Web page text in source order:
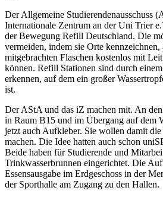
Der Allgemeine Studierendenausschuss
Internationale Zentrum an der Uni Trier
der Bewegung Refill Deutschland. Die
vermeiden, indem sie Orte
mitgebrachten Flaschen kostenlos mit
können. Refill Stationen sind durch
erkennen, auf dem ein großer
ist.
Der AStA und das iZ machen mit. An
in Raum B15 und im Übergang auf dem
jetzt auch Aufkleber. Sie wollen damit
machen. Die Idee hatten auch schon
Beide haben für Studierende und
Trinkwasserbrunnen eingerichtet. Die
Essensausgabe im Erdgeschoss in der
der Sporthalle am Zugang zu den Hallen.